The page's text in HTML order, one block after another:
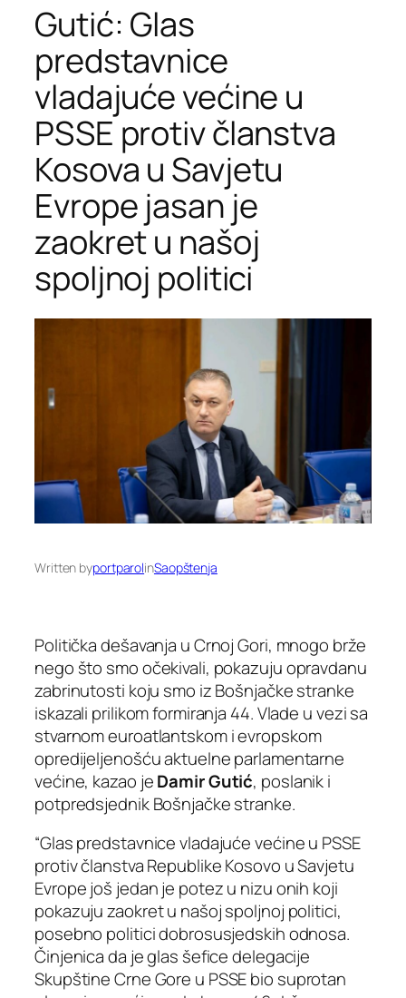
Gutić: Glas
predstavnice
vladajuće većine u
PSSE protiv članstva
Kosova u Savjetu
Evrope jasan je
zaokret u našoj
spoljnoj politici
Written byportparolinSaopštenja
Politička dešavanja u Crnoj Gori, mnogo brže
nego što smo očekivali, pokazuju opravdanu
zabrinutosti koju smo iz Bošnjačke stranke
iskazali prilikom formiranja 44. Vlade u vezi sa
stvarnom euroatlantskom i evropskom
opredijeljenošću aktuelne parlamentarne
većine, kazao jeDamir Gutić, poslanik i
potpredsjednik Bošnjačke stranke.
“Glas predstavnice vladajuće većine u PSSE
protiv članstva Republike Kosovo u Savjetu
Evrope još jedan je potez u nizu onih koji
pokazuju zaokret u našoj spoljnoj politici,
posebno politici dobrosusjedskih odnosa.
Činjenica da je glas šefice delegacije
Skupštine Crne Gore u PSSE bio suprotan